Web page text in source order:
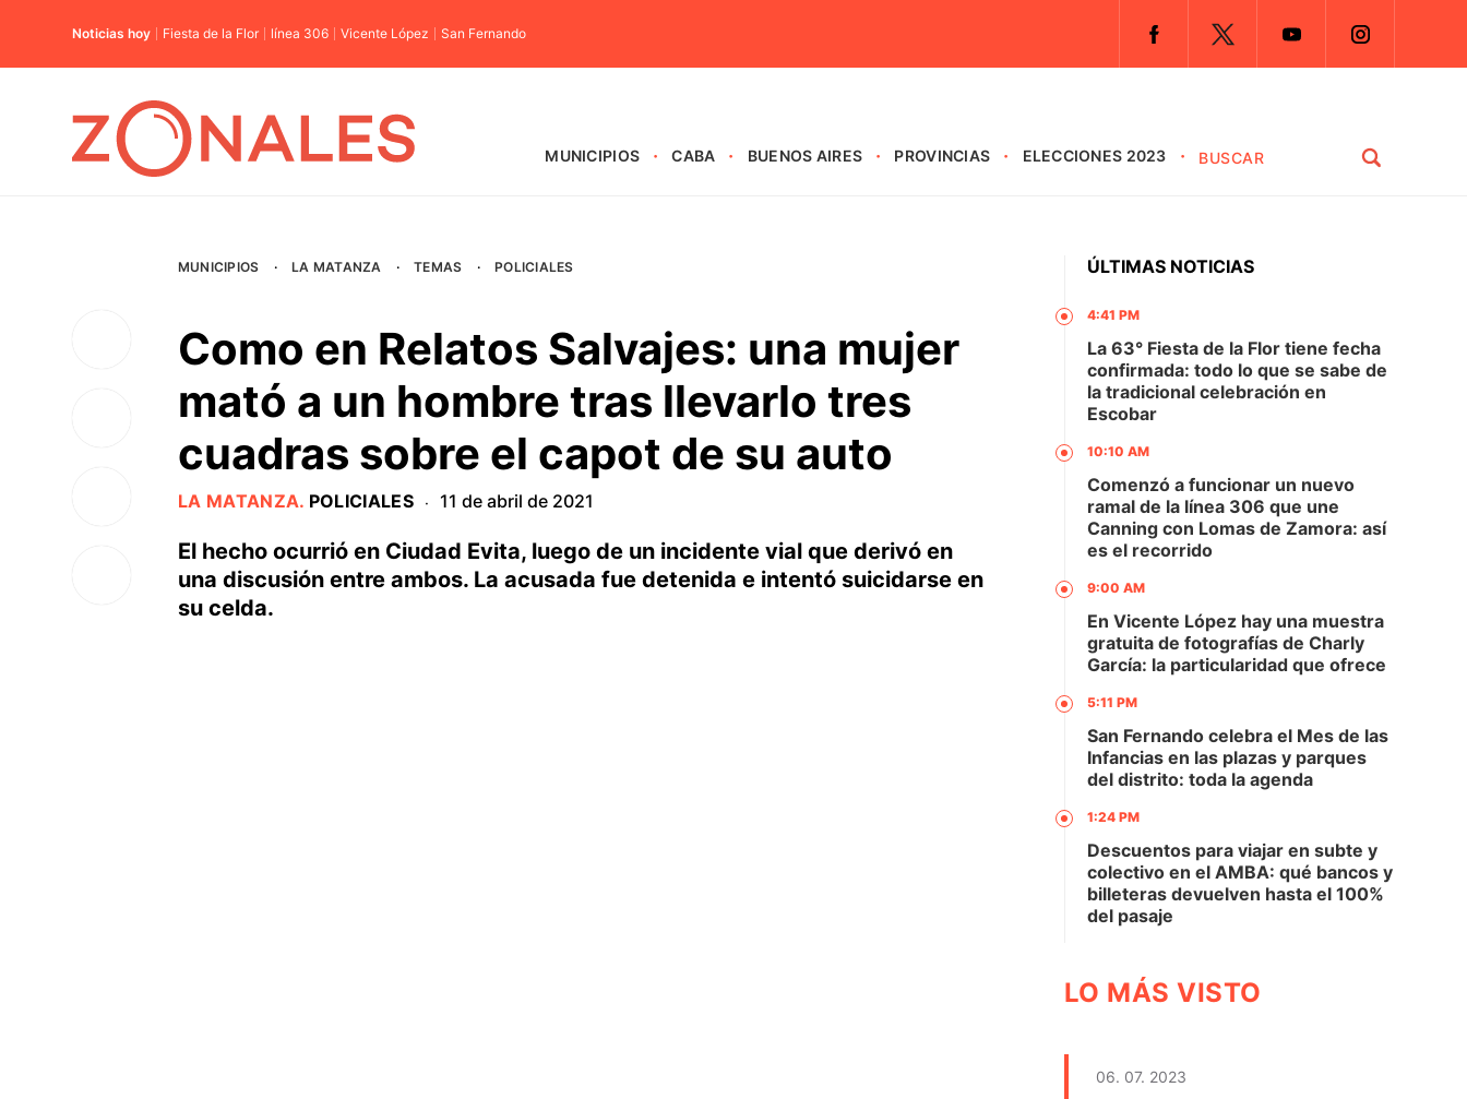
Noticias hoy Fiesta de la Flor línea 306 Vicente López San Fernando
MUNICIPIOS CABA BUENOS AIRES PROVINCIAS ELECCIONES 2023
MUNICIPIOS · LA MATANZA · TEMAS · POLICIALES
Como en Relatos Salvajes: una mujer
mató a un hombre tras llevarlo tres
cuadras sobre el capot de su auto
LA MATANZA. POLICIALES · 11 de abril de 2021
El hecho ocurrió en Ciudad Evita, luego de un incidente vial que derivó en
una discusión entre ambos. La acusada fue detenida e intentó suicidarse en
su celda.
ÚLTIMAS NOTICIAS
4:41 PM
La 63° Fiesta de la Flor tiene fecha
confirmada: todo lo que se sabe de
la tradicional celebración en
Escobar
10:10 AM
Comenzó a funcionar un nuevo
ramal de la línea 306 que une
Canning con Lomas de Zamora: así
es el recorrido
9:00 AM
En Vicente López hay una muestra
gratuita de fotografías de Charly
García: la particularidad que ofrece
5:11 PM
San Fernando celebra el Mes de las
Infancias en las plazas y parques
del distrito: toda la agenda
1:24 PM
Descuentos para viajar en subte y
colectivo en el AMBA: qué bancos y
billeteras devuelven hasta el 100%
del pasaje
LO MÁS VISTO
06. 07. 2023